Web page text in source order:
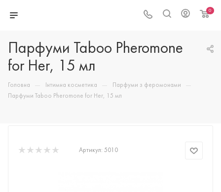
0
Парфуми Taboo Pheromone
for Her, 15 мл
Головна — Інтимна косметика — Парфуми з феромонами —
Парфуми Taboo Pheromone for Her, 15 мл
Артикул: 5010